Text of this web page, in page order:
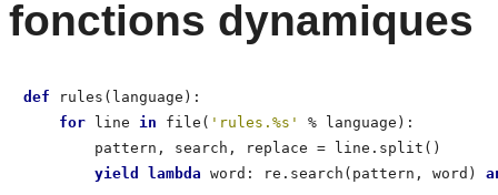
fonctions dynamiques
def
for line in file( 'rules.%s'
%
pattern, search,
yield
lambda word: re.search(pattern, word)